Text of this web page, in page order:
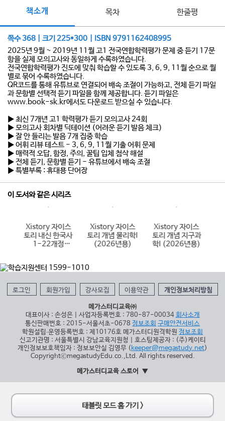
책소개 목차 한줄평
쪽수 368 | 크기 225*300 | ISBN 9791162408995
2025년 9월 ~ 2019년 11월 고1 전국연합학력평가 문제 중 듣기 17문
항을 실제 모의고사와 동일하게 수록하였습니다.
전국연합학력평가 진도에 맞춰 학습할 수 있도록 3, 6, 9, 11월 순으로 월
별로 묶어 수록하였습니다.
QR코드를 통해 유튜브로 연결되어 배속 조절이 가능하고, 전체 듣기 파일
과 문항별 선택적 듣기 파일을 함께 제공합니다. 듣기 파일은
www.book-sk.kr에서도 다운로드 받으실 수 있습니다.
▶ 최신 7개년 고1 학력평가 듣기 모의고사 24회
▶ 모의고사 회차별 딕테이션 (어려운 듣기 발음 체크)
▶ 잘 안 들리는 발음 7개 집중 학습
▶ 어휘 리뷰 테스트 - 3, 6, 9, 11월 기출 어휘 문제
▶ 매력적 오답, 함정, 주의, 꿀팁 입체 첨삭 해설
▶ 전체 듣기, 문항별 듣기 - 유튜브에서 배속 조절
▶ 특별부록 : 휴대용 단어장
이 도서와 같은 시리즈
Xistory 자이스
토리 내신 한국사
1-22개정
Xistory 자이스
토리 개념 물리학I
(2026년용)
Xistory 자이스
토리 개념 지구과
학I (2026년용)
로그인 회원가입 강사모집 이용약관 개인정보처리방침
메가스터디교육㈜
대표이사 : 손성은 | 사업자등록번호 : 780-87-00034 회사소개
통신판매번호 : 2015-서울서초-0678 정보조회 구매안전서비스
학원설립∙운영등록번호 : 제10176호 메가스터디원격학원 정보조회
신고기관명 : 서울특별시 강남교육지원청 | 호스팅제공자 : (주)케이티
개인정보보호책임자 : 정보보안실 김영무 (keeper@megastudy.net)
CopyrightⓒmegastudyEdu.co.,Ltd. All rights reserved.
메가스터디교육 스토어
태블릿 모드 홈 가기 >